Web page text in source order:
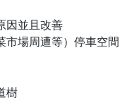
因並且改善
市場周遭等）停車空間
樹